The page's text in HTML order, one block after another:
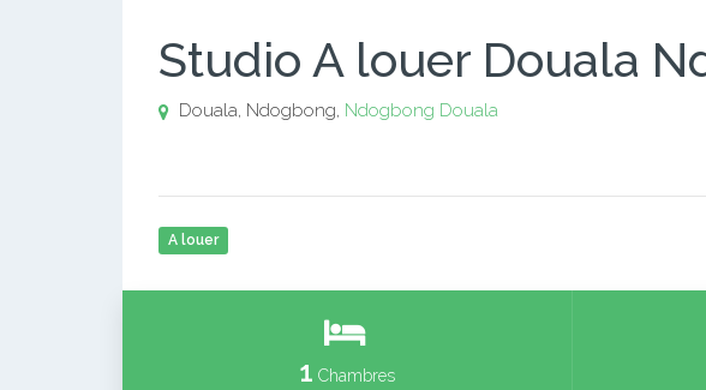
Studio A louer Douala
Douala, Ndogbong, Ndogbong Douala
A louer
1 Chambres